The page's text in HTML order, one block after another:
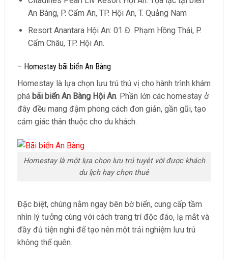
An Bàng, P. Cẩm An, TP. Hội An, T. Quảng Nam
Resort Anantara Hội An: 01 Đ. Phạm Hồng Thái, P.
Cẩm Châu, TP. Hội An.
– Homestay bãi biển An Bàng
Homestay là lựa chọn lưu trú thú vị cho hành trình khám
phá bãi biển An Bàng Hội An. Phần lớn các homestay ở
đây đều mang đậm phong cách đơn giản, gần gũi, tạo
cảm giác thân thuộc cho du khách.
Homestay là một lựa chọn lưu trú tuyệt vời được khách
du lịch hay chọn thuê
Đặc biệt, chúng nằm ngay bên bờ biển, cung cấp tầm
nhìn lý tưởng cùng với cách trang trí độc đáo, lạ mắt và
đầy đủ tiện nghi để tạo nên một trải nghiệm lưu trú
không thể quên.